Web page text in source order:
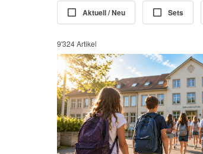
Aktuell / Neu Sets
9'324 Artikel